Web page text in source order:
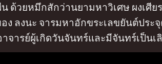
ด้วยหมึกสักว่านยามหาวิเศษ ผงเศี
ง ลงนะ จารมหาอักขระเลขยันต์ปร
ารย์ผู้เกิดวันจันทร์และมีจันทร์เป็นเ